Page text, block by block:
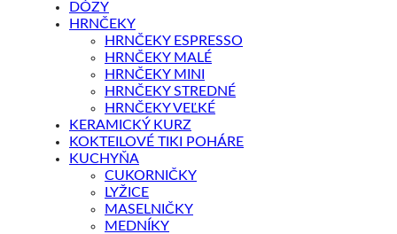
DÓZY
HRNČEKY
HRNČEKY ESPRESSO
HRNČEKY MALÉ
HRNČEKY MINI
HRNČEKY STREDNÉ
HRNČEKY VEĽKÉ
KERAMICKÝ KURZ
KOKTEILOVÉ TIKI POHÁRE
KUCHYŇA
CUKORNIČKY
LYŽICE
MASELNIČKY
MEDNÍKY